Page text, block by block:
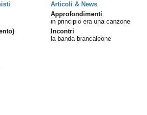
Articoli & News
Approfondimenti
in principio era una canzone
Incontri
la banda brancaleone